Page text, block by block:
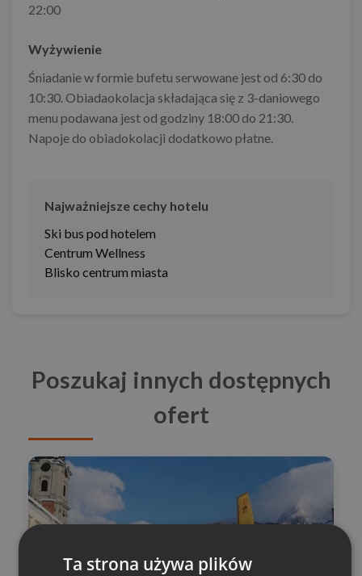
22:00
Wyżywienie
Śniadanie w formie bufetu serwowane jest od 6:30 do
10:30. Obiadaokolacja składająca się z 3-daniowego
menu podawana jest od godziny 18:00 do 21:30.
Napoje do obiadokolacji dodatkowo płatne.
Najważniejsze cechy hotelu
Ski bus pod hotelem
Centrum Wellness
Blisko centrum miasta
Poszukaj innych dostępnych
ofert
Ta strona używa plików